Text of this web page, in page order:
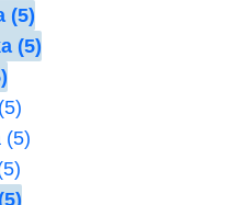
(5)
(5)
(5)